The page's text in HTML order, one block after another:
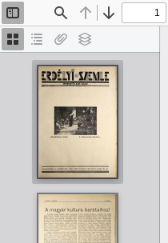
Bélyegképek
Dokumentumvázlat
Van
Rétegek
Oldalsáv
be/ki
KeresésElőzőTovább